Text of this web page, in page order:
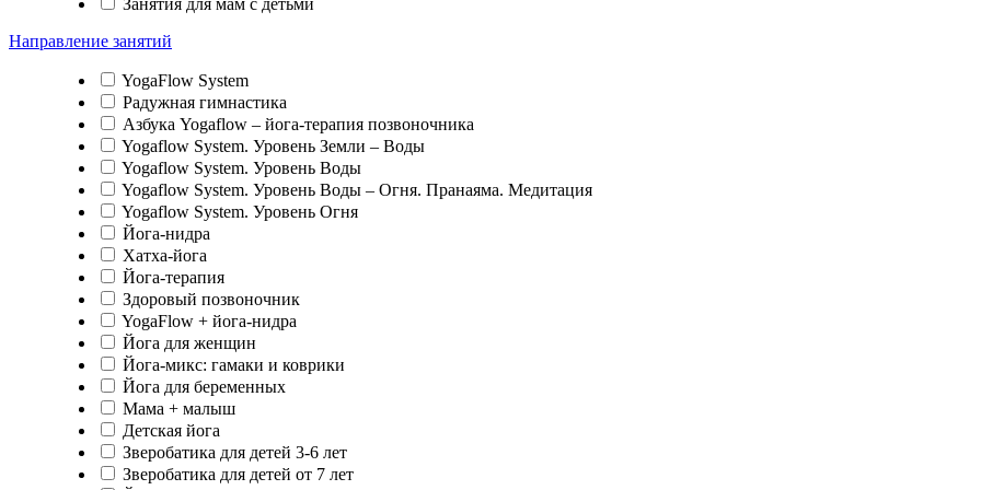
Занятия для мам с детьми
Направление занятий
YogaFlow System
Радужная гимнастика
Азбука Yogaflow – йога-терапия позвоночника
Yogaflow System. Уровень Земли – Воды
Yogaflow System. Уровень Воды
Yogaflow System. Уровень Воды – Огня. Пранаяма. Медитация
Yogaflow System. Уровень Огня
Йога-нидра
Хатха-йога
Йога-терапия
Здоровый позвоночник
YogaFlow + йога-нидра
Йога для женщин
Йога-микс: гамаки и коврики
Йога для беременных
Мама + малыш
Детская йога
Зверобатика для детей 3-6 лет
Зверобатика для детей от 7 лет